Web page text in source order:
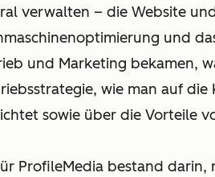
verwalten – die Website
und
und Marketing bekamen,
wie man auf
sowie über die Vorteile
ProfileMedia bestand